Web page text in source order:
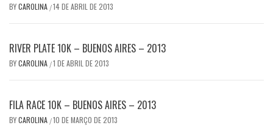
BYCAROLINA /14 DE ABRIL DE 2013
RIVER PLATE 10K – BUENOS AIRES – 2013
BYCAROLINA /1 DE ABRIL DE 2013
FILA RACE 10K – BUENOS AIRES – 2013
BYCAROLINA /10 DE MARÇO DE 2013